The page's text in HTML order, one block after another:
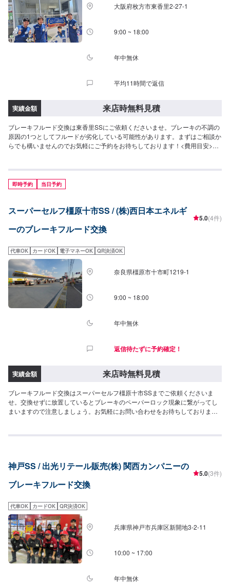
大阪府枚方市東香里2-27-1
9:00 ~ 18:00
年中無休
平均11時間で返信
実績金額 来店時無料見積
ブレーキフルード交換は東香里SSにご依頼くださいませ。ブレーキの不調の
原因の1つとしてフルードが劣化している可能性があります。まずはご相談か
らでも構いませんのでお気軽にご予約をお待ちしております！<費用目安>ご
即時予約 当日予約
スーパーセルフ橿原十市SS / (株)西日本エネルギ
ーのブレーキフルード交換
5.0(4件)
代車OK カードOK 電子マネーOK QR決済OK
奈良県橿原市十市町1219-1
9:00 ~ 18:00
年中無休
返信待たずに予約確定！
実績金額 来店時無料見積
ブレーキフルード交換はスーパーセルフ橿原十市SSまでご依頼くださいま
せ。交換せずに放置しているとブレーキのペーパーロック現象に繋がってし
まいますので注意しましょう。お気軽にお問い合わせをお待ちしておりま
神戸SS / 出光リテール販売(株) 関西カンパニーの
ブレーキフルード交換
5.0(3件)
代車OK カードOK QR決済OK
兵庫県神戸市兵庫区新開地3-2-11
10:00 ~ 17:00
年中無休